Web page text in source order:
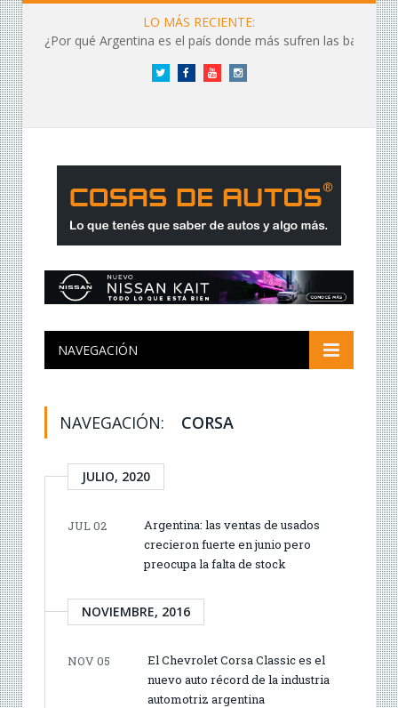
LO MÁS RECIENTE:
¿Por qué Argentina es el país donde más sufren las baterías?
Twitter FacebookYouTubeInstagram
NAVEGACIÓN
NAVEGACIÓN: CORSA
JULIO, 2020
JUL 02
Argentina: las ventas de usados
crecieron fuerte en junio pero
preocupa la falta de stock
NOVIEMBRE, 2016
NOV 05
El Chevrolet Corsa Classic es el
nuevo auto récord de la industria
automotriz argentina